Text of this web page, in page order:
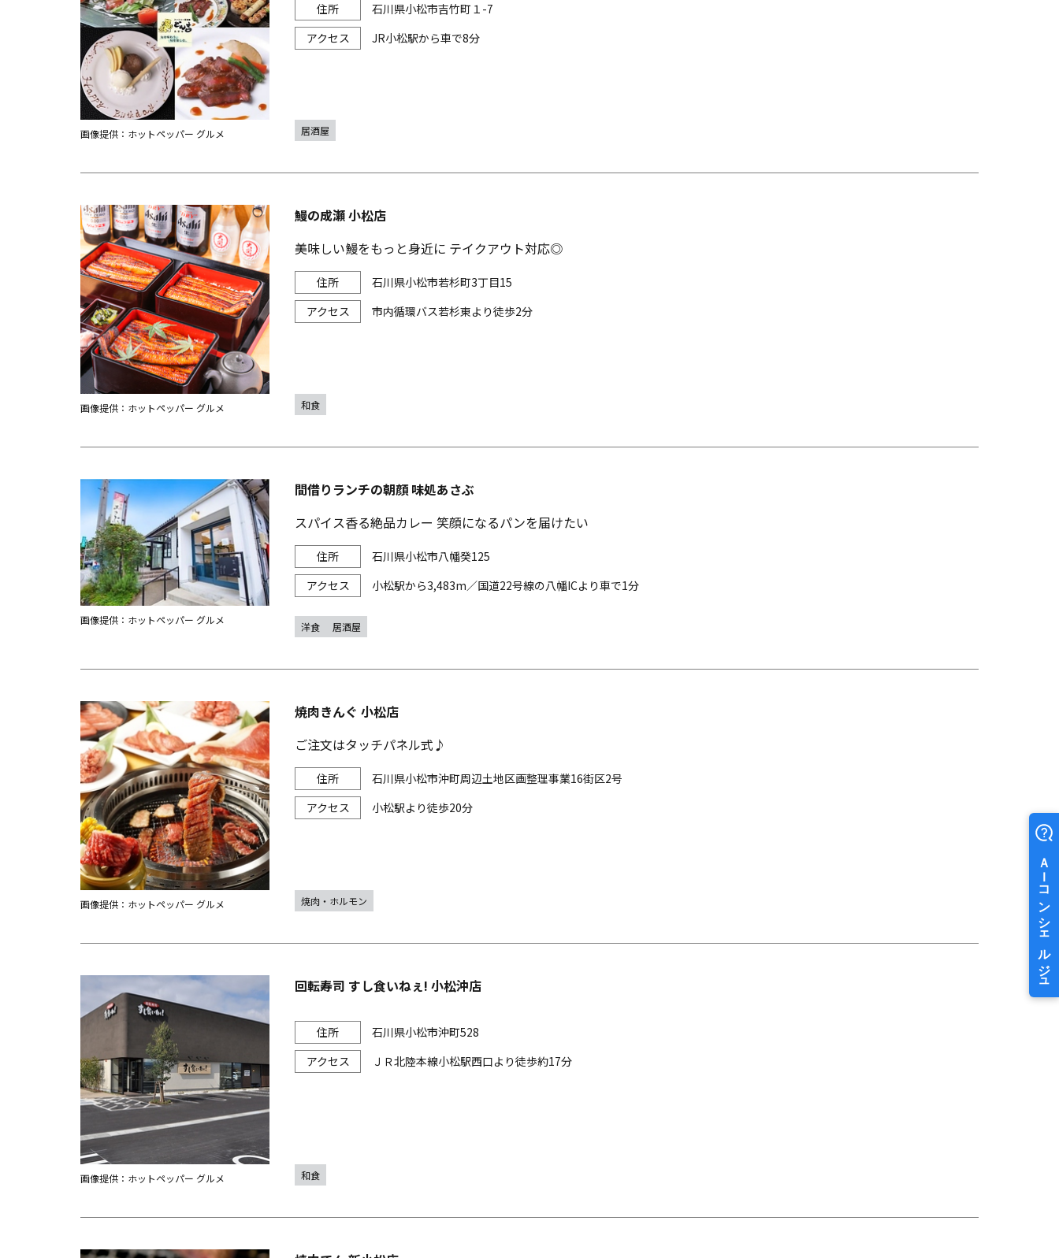
石川県小松市吉竹町１-7
JR小松駅から車で8分
画像提供：ホットペッパー グルメ 居酒屋
鰻の成瀬 小松店
美味しい鰻をもっと身近に テイクアウト対応◎
石川県小松市若杉町3丁目15
市内循環バス若杉東より徒歩2分
画像提供：ホットペッパー グルメ 和食
間借りランチの朝顔 味処あさぶ
スパイス香る絶品カレー 笑顔になるパンを届けたい
石川県小松市八幡癸125
小松駅から3,483m／国道22号線の八幡ICより車で1分
画像提供：ホットペッパー グルメ
洋食 居酒屋
焼肉きんぐ 小松店
ご注文はタッチパネル式♪
石川県小松市沖町周辺土地区画整理事業16街区2号
小松駅より徒歩20分
画像提供：ホットペッパー グルメ 焼肉・ホルモン
回転寿司 すし食いねぇ! 小松沖店
石川県小松市沖町528
ＪＲ北陸本線小松駅西口より徒歩約17分
画像提供：ホットペッパー グルメ 和食